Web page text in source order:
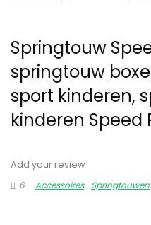
Springtouw
springtouw
sport kinderen,
kinderen Speed
Add your review
6
Accessoires Springtouwen